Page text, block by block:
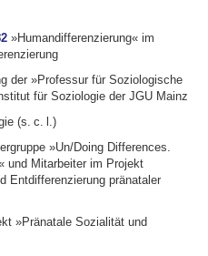
»Humandifferenzierung« im
der »Professur für Soziologische
für Soziologie der JGU Mainz
(s. c. l.)
»Un/Doing Differences.
und Mitarbeiter im Projekt
Entdifferenzierung pränataler
»Pränatale Sozialität und